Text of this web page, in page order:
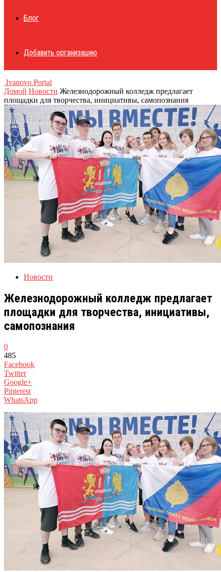
Блог
Добавить организацию
Ivanovo Portal
Домой Новости Железнодорожный колледж предлагает
площадки для творчества, инициативы, самопознания
Новости
Железнодорожный колледж предлагает
площадки для творчества, инициативы,
самопознания
0
485
Facebook
Twitter
Google+
Pinterest
WhatsApp